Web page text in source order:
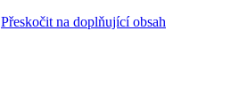
Přeskočit na doplňující obsah